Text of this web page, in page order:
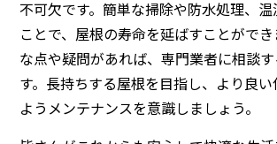
不可欠です。簡単な掃除や防水処理、
ことで、屋根の寿命を延ばすことがで
な点や疑問があれば、専門業者に相談
す。長持ちする屋根を目指し、より良
ようメンテナンスを意識しましょう。